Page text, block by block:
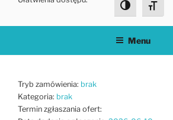
Toggle High
Menu
Tryb zamówienia: brak
Kategoria: brak
Termin zgłaszania ofert: